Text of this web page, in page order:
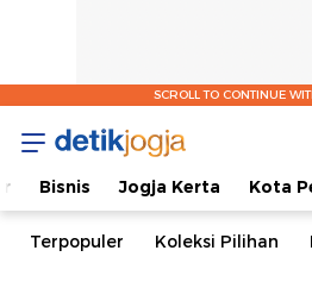
SCROLL TO CONTINUE
Bisnis Jogja Kerta Kota
Terpopuler Koleksi Pilihan